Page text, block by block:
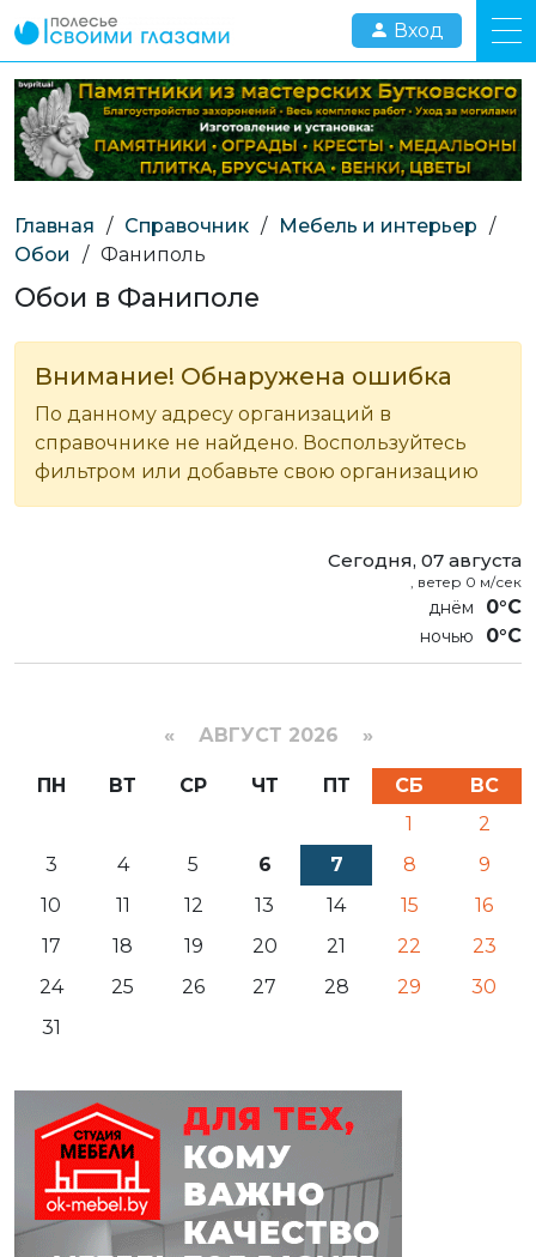
Вход
Главная / Справочник / Мебель и интерьер /
Обои
/ Фаниполь
Обои в Фаниполе
Внимание! Обнаружена ошибка
По данному адресу организаций в
справочнике не найдено. Воспользуйтесь
фильтром или добавьте свою организацию
Сегодня, 07 августа
, ветер 0 м/сек
0°C
0°C
« АВГУСТ 2026 »
ПН ВТ СР ЧТ ПТ СБ
ВС
1
2
3
4 5 6 7 8
9
10
11 12 13 14 15
16
17
18 19 20 21 22
23
24
25 26 27 28 29
30
31